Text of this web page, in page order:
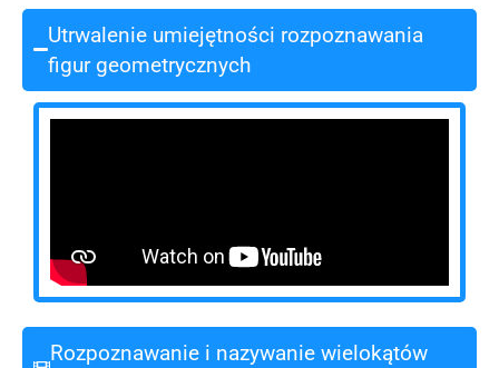
Utrwalenie umiejętności rozpoznawania
figur geometrycznych
Rozpoznawanie i nazywanie wielokątów